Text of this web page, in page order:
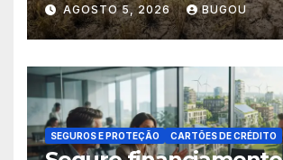
AGOSTO 5, 2026 BUGOU
SEGUROS E PROTEÇÃO CARTÕES DE CRÉDITO